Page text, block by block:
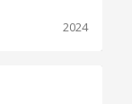
2024